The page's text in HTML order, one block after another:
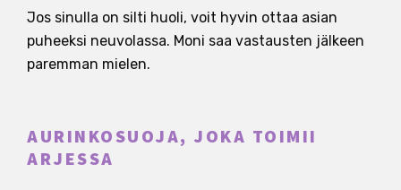
Jos sinulla on silti huoli, voit hyvin ottaa asian
puheeksi neuvolassa. Moni saa vastausten jälkeen
paremman mielen.
AURINKOSUOJA, JOKA TOIMII
ARJESSA